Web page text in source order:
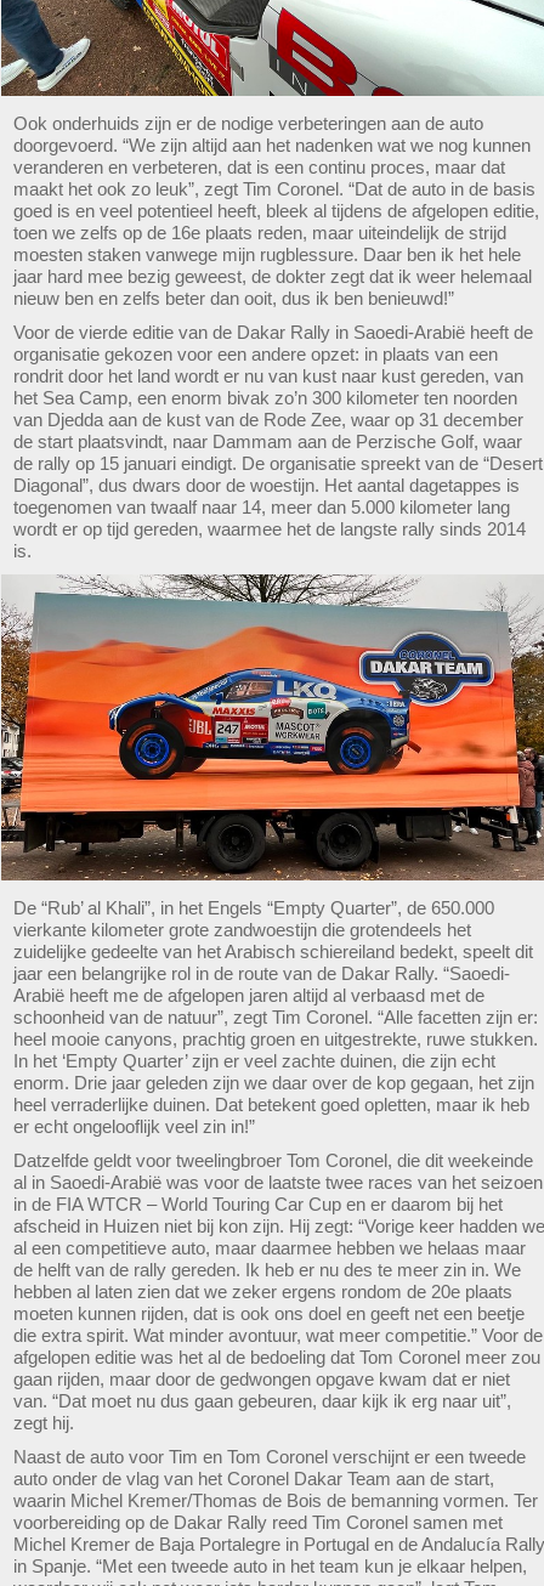
Ook onderhuids zijn er de nodige verbeteringen aan de auto
doorgevoerd. “We zijn altijd aan het nadenken wat we nog kunnen
veranderen en verbeteren, dat is een continu proces, maar dat
maakt het ook zo leuk”, zegt Tim Coronel. “Dat de auto in de basis
goed is en veel potentieel heeft, bleek al tijdens de afgelopen editie,
toen we zelfs op de 16e plaats reden, maar uiteindelijk de strijd
moesten staken vanwege mijn rugblessure. Daar ben ik het hele
jaar hard mee bezig geweest, de dokter zegt dat ik weer helemaal
nieuw ben en zelfs beter dan ooit, dus ik ben benieuwd!”
Voor de vierde editie van de Dakar Rally in Saoedi-Arabië heeft de
organisatie gekozen voor een andere opzet: in plaats van een
rondrit door het land wordt er nu van kust naar kust gereden, van
het Sea Camp, een enorm bivak zo’n 300 kilometer ten noorden
van Djedda aan de kust van de Rode Zee, waar op 31 december
de start plaatsvindt, naar Dammam aan de Perzische Golf, waar
de rally op 15 januari eindigt. De organisatie spreekt van de “Desert
Diagonal”, dus dwars door de woestijn. Het aantal dagetappes is
toegenomen van twaalf naar 14, meer dan 5.000 kilometer lang
wordt er op tijd gereden, waarmee het de langste rally sinds 2014
is.
De “Rub’ al Khali”, in het Engels “Empty Quarter”, de 650.000
vierkante kilometer grote zandwoestijn die grotendeels het
zuidelijke gedeelte van het Arabisch schiereiland bedekt, speelt dit
jaar een belangrijke rol in de route van de Dakar Rally. “Saoedi-
Arabië heeft me de afgelopen jaren altijd al verbaasd met de
schoonheid van de natuur”, zegt Tim Coronel. “Alle facetten zijn er:
heel mooie canyons, prachtig groen en uitgestrekte, ruwe stukken.
In het ‘Empty Quarter’ zijn er veel zachte duinen, die zijn echt
enorm. Drie jaar geleden zijn we daar over de kop gegaan, het zijn
heel verraderlijke duinen. Dat betekent goed opletten, maar ik heb
er echt ongelooflijk veel zin in!”
Datzelfde geldt voor tweelingbroer Tom Coronel, die dit weekeinde
al in Saoedi-Arabië was voor de laatste twee races van het seizoen
in de FIA WTCR – World Touring Car Cup en er daarom bij het
afscheid in Huizen niet bij kon zijn. Hij zegt: “Vorige keer hadden we
al een competitieve auto, maar daarmee hebben we helaas maar
de helft van de rally gereden. Ik heb er nu des te meer zin in. We
hebben al laten zien dat we zeker ergens rondom de 20e plaats
moeten kunnen rijden, dat is ook ons doel en geeft net een beetje
die extra spirit. Wat minder avontuur, wat meer competitie.” Voor de
afgelopen editie was het al de bedoeling dat Tom Coronel meer zou
gaan rijden, maar door de gedwongen opgave kwam dat er niet
van. “Dat moet nu dus gaan gebeuren, daar kijk ik erg naar uit”,
zegt hij.
Naast de auto voor Tim en Tom Coronel verschijnt er een tweede
auto onder de vlag van het Coronel Dakar Team aan de start,
waarin Michel Kremer/Thomas de Bois de bemanning vormen. Ter
voorbereiding op de Dakar Rally reed Tim Coronel samen met
Michel Kremer de Baja Portalegre in Portugal en de Andalucía Rally
in Spanje. “Met een tweede auto in het team kun je elkaar helpen,